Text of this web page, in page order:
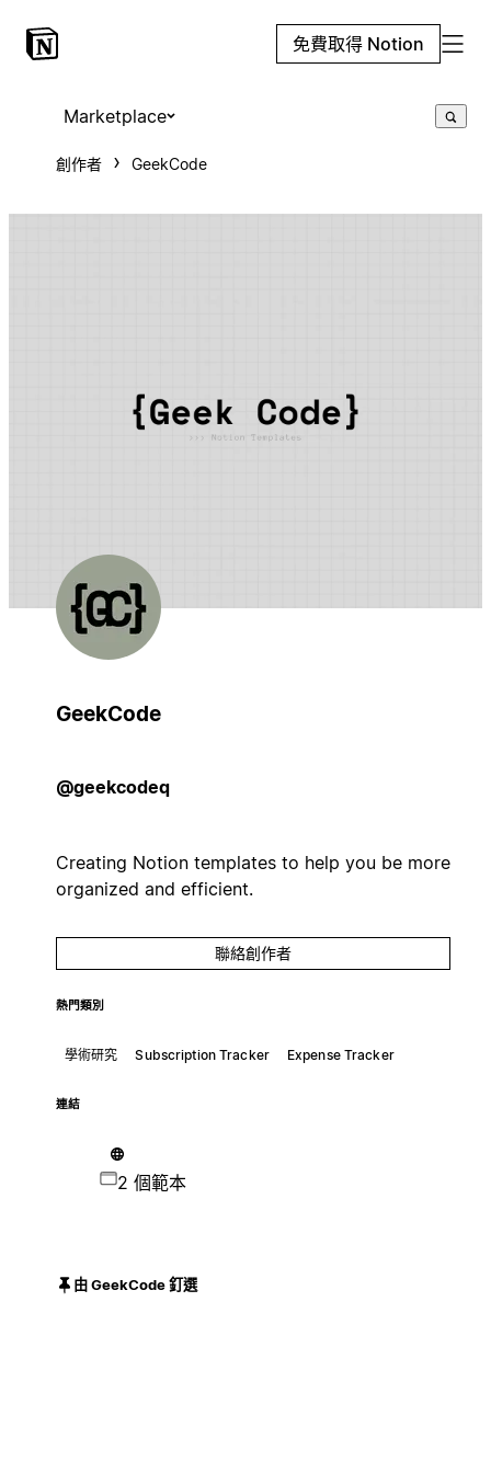
免費取得 Notion
Marketplace
創作者 GeekCode
GeekCode
@geekcodeq
Creating Notion templates to help you be more
organized and efficient.
聯絡創作者
熱門類別
學術研究 Subscription Tracker Expense Tracker
連結
2 個範本
由 GeekCode 釘選